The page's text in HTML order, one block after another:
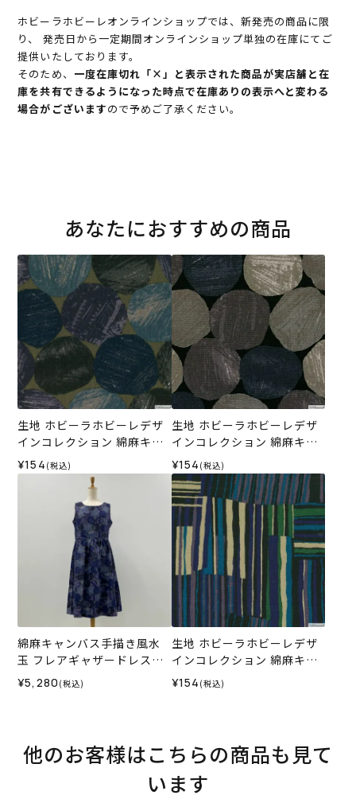
ホビーラホビーレオンラインショップでは、新発売の商品に限
り、 発売日から一定期間オンラインショップ単独の在庫にてご
提供いたしております。
そのため、 一度在庫切れ「×」と表示された商品が実店舗と在
庫を共有できるようになった時点で在庫ありの表示へと変わる
場合がございますので予めご了承ください。
あなたにおすすめの商品
生地 ホビーラホビーレデザ
インコレクション 綿麻キャ
ンバス 手描き風水玉＜2GR
＞
¥154 (税込)
生地 ホビーラホビーレデザ
インコレクション 綿麻キャ
ンバス 手描き風水玉＜3GR
＞
¥154 (税込)
綿麻キャンバス手描き風水
玉 フレアギャザードレス＜L
サイズ＞37B
¥5,280 (税込)
生地 ホビーラホビーレデザ
インコレクション 綿麻キャ
ンバス パッチワークストラ
イプ＜2B＞
¥154 (税込)
他のお客様はこちらの商品も見て
います